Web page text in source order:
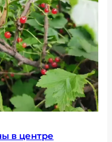
в центре